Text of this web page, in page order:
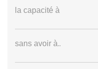
la capacité à
sans avoir à..